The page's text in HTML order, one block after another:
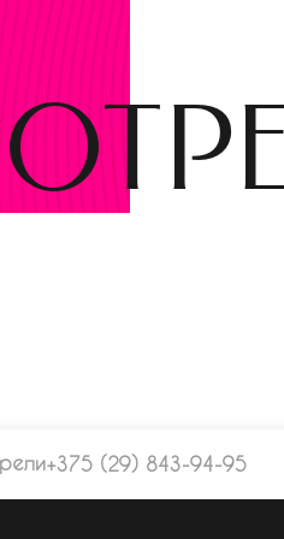
+375 (29) 843-94-95